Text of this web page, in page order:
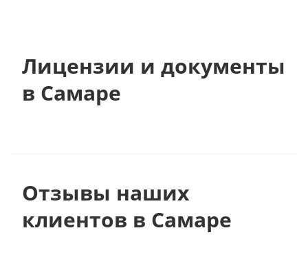
Лицензии и документы
в Самаре
Отзывы наших
клиентов в Самаре